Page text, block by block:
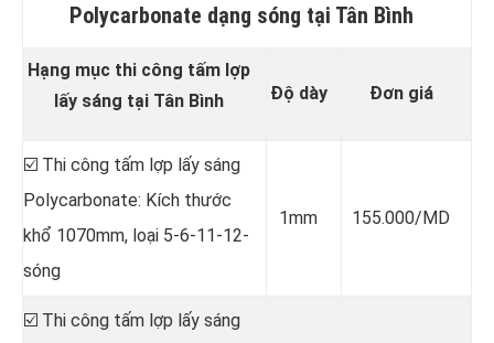
Polycarbonate dạng sóng tại Tân Bình
Hạng mục thi công tấm lợp
lấy sáng tại Tân Bình
Độ dày Đơn giá
☑️ Thi công tấm lợp lấy sáng
Polycarbonate: Kích thước
khổ 1070mm, loại 5-6-11-12-
sóng
1mm 155.000/MD
☑️ Thi công tấm lợp lấy sáng